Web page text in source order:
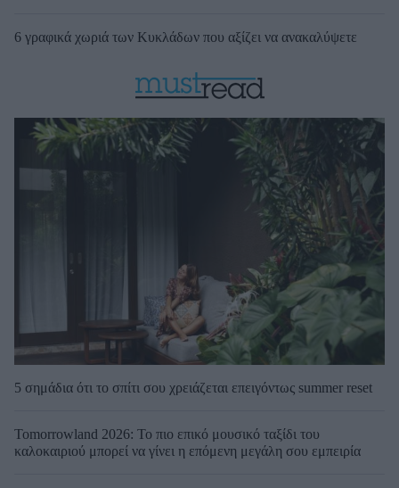
6 γραφικά χωριά των Κυκλάδων που αξίζει να ανακαλύψετε
5 σημάδια ότι το σπίτι σου χρειάζεται επειγόντως summer reset
Tomorrowland 2026: Το πιο επικό μουσικό ταξίδι του
καλοκαιριού μπορεί να γίνει η επόμενη μεγάλη σου εμπειρία